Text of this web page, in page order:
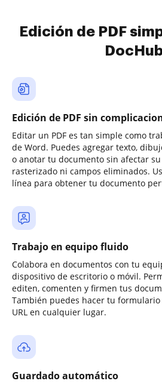
Edición de PDF
Edición de PDF sin
Editar un PDF es tan simple como
de Word. Puedes agregar texto,
o anotar tu documento sin afectar
rasterizado ni campos eliminados.
línea para obtener tu documento
Trabajo en equipo fluido
Colabora en documentos con tu
dispositivo de escritorio o móvil.
editen, comenten y firmen tus
También puedes hacer tu
URL en cualquier lugar.
Guardado automático